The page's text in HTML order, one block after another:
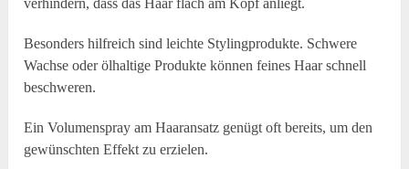
Besonders hilfreich sind leichte Stylingprodukte. Schwere
Wachse oder ölhaltige Produkte können feines Haar schnell
beschweren.
Ein Volumenspray am Haaransatz genügt oft bereits, um den
gewünschten Effekt zu erzielen.